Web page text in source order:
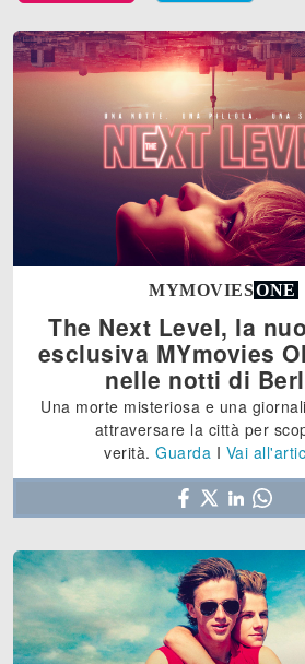
MYMOVIESONE
The Next Level, la
esclusiva MYmovies
nelle notti di
Una morte misteriosa e una
attraversare la città per
verità.Guarda I Vai